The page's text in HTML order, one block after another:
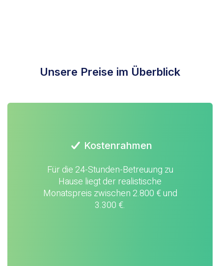
Unsere Preise im Überblick
Kostenrahmen
Für die 24-Stunden-Betreuung zu
Hause liegt der realistische
Monats­preis zwischen 2.800 € und
3.300 €.